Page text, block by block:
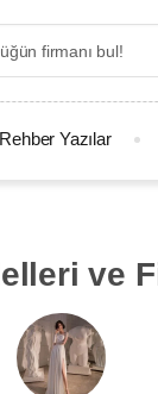
Rehber Yazılar
ve